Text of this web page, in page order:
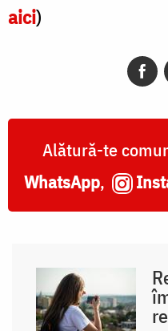
aici)
Alătură-te
WhatsApp,